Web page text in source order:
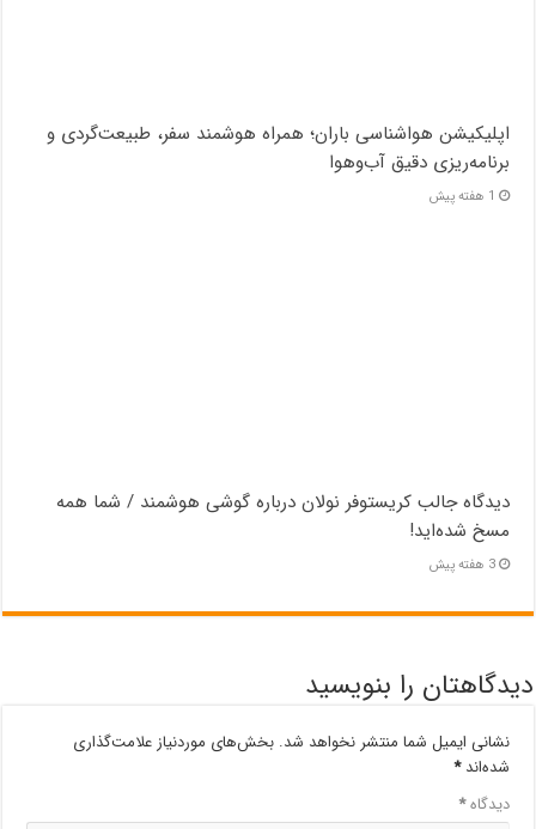
اپلیکیشن هواشناسی باران؛ همراه هوشمند سفر، طبیعت‌گردی و
برنامه‌ریزی دقیق آب‌وهوا
1 هفته پیش
دیدگاه جالب کریستوفر نولان درباره گوشی هوشمند / شما همه
مسخ‌ شده‌اید!
3 هفته پیش
دیدگاهتان را بنویسید
نشانی ایمیل شما منتشر نخواهد شد. بخش‌های موردنیاز علامت‌گذاری
شده‌اند*
دیدگاه*